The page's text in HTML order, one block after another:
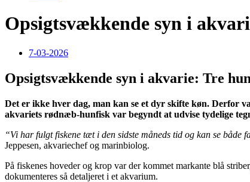
Opsigtsvækkende syn i
7-03-2026
Opsigtsvækkende syn i akvarie: Tre
Det er ikke hver dag, man kan se et dyr skifte køn. Derfor
akvariets rødnæb-hunfisk var begyndt at udvise tydelige
“Vi har fulgt fiskene tæt i den sidste måneds tid og kan se
Jeppesen, akvariechef og marinbiolog.
På fiskenes hoveder og krop var der kommet markante blå
dokumenteres så detaljeret i et akvarium.